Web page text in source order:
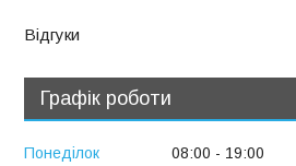
Відгуки
Графік роботи
Понеділок 08:00
19:00